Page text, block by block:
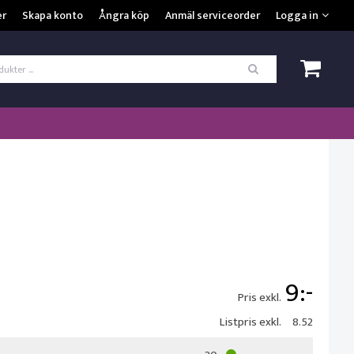
Skapa konto Ångra köp Anmäl serviceorder Logga in
in
*
Pris exkl. 9
Listpris exkl. 8.52